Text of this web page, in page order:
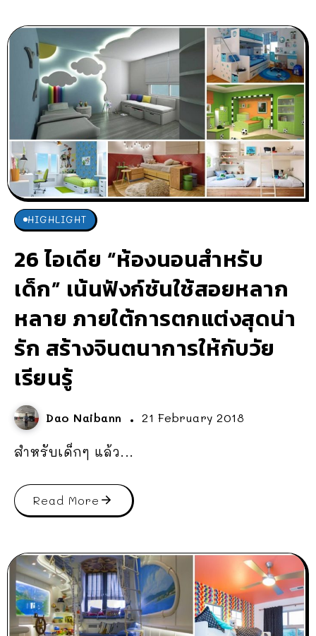
HIGHLIGHT
26 ไอเดีย “ห้องนอนสำหรับ
เด็ก” เน้นฟังก์ชันใช้สอยหลาก
หลาย ภายใต้การตกแต่งสุดน่า
รัก สร้างจินตนาการให้กับวัย
เรียนรู้
Dao Naibann 21 February 2018
สำหรับเด็กๆ แล้ว...
Read More